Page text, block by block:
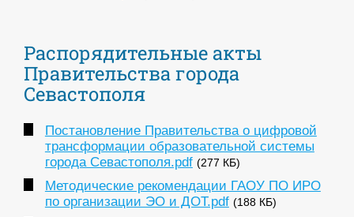
Распорядительные акты
Правительства города
Севастополя
Постановление Правительства о цифровой
трансформации образовательной системы
города Севастополя.pdf (277 КБ)
Методические рекомендации ГАОУ ПО ИРО
по организации ЭО и ДОТ.pdf (188 КБ)